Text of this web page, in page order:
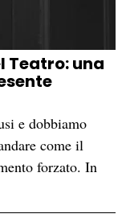
Teatro: una
e dobbiamo
come il
forzato. In